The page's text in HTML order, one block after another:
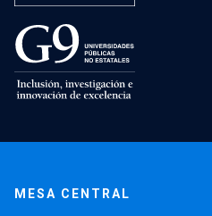
MESA CENTRAL